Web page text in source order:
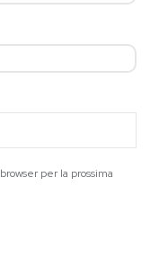
per la prossima